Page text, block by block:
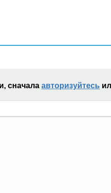
сначала авторизуйтесь